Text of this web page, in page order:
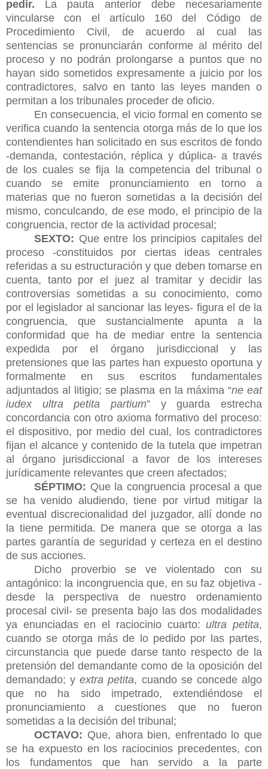
pedir. La pauta anterior debe necesariamente
vincularse con el artículo 160 del Código de
Procedimiento Civil, de acuerdo al cual las
sentencias se pronunciarán conforme al mérito del
proceso y no podrán prolongarse a puntos que no
hayan sido sometidos expresamente a juicio por los
contradictores, salvo en tanto las leyes manden o
permitan a los tribunales proceder de oficio.
En consecuencia, el vicio formal en comento se
verifica cuando la sentencia otorga más de lo que los
contendientes han solicitado en sus escritos de fondo
-demanda, contestación, réplica y dúplica- a través
de los cuales se fija la competencia del tribunal o
cuando se emite pronunciamiento en torno a
materias que no fueron sometidas a la decisión del
mismo, conculcando, de ese modo, el principio de la
congruencia, rector de la actividad procesal;
SEXTO: Que entre los principios capitales del
proceso -constituidos por ciertas ideas centrales
referidas a su estructuración y que deben tomarse en
cuenta, tanto por el juez al tramitar y decidir las
controversias sometidas a su conocimiento, como
por el legislador al sancionar las leyes- figura el de la
congruencia, que sustancialmente apunta a la
conformidad que ha de mediar entre la sentencia
expedida por el órgano jurisdiccional y las
pretensiones que las partes han expuesto oportuna y
formalmente en sus escritos fundamentales
adjuntados al litigio; se plasma en la máxima “ne eat
iudex ultra petita partium” y guarda estrecha
concordancia con otro axioma formativo del proceso:
el dispositivo, por medio del cual, los contradictores
fijan el alcance y contenido de la tutela que impetran
al órgano jurisdiccional a favor de los intereses
jurídicamente relevantes que creen afectados;
SÉPTIMO: Que la congruencia procesal a que
se ha venido aludiendo, tiene por virtud mitigar la
eventual discrecionalidad del juzgador, allí donde no
la tiene permitida. De manera que se otorga a las
partes garantía de seguridad y certeza en el destino
de sus acciones.
Dicho proverbio se ve violentado con su
antagónico: la incongruencia que, en su faz objetiva -
desde la perspectiva de nuestro ordenamiento
procesal civil- se presenta bajo las dos modalidades
ya enunciadas en el raciocinio cuarto:ultra petita,
cuando se otorga más de lo pedido por las partes,
circunstancia que puede darse tanto respecto de la
pretensión del demandante como de la oposición del
demandado; yextra petita, cuando se concede algo
que no ha sido impetrado, extendiéndose el
pronunciamiento a cuestiones que no fueron
sometidas a la decisión del tribunal;
OCTAVO: Que, ahora bien, enfrentado lo que
se ha expuesto en los raciocinios precedentes, con
los fundamentos que han servido a la parte